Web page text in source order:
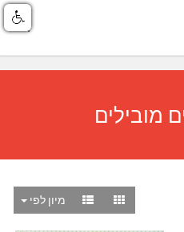
מובילים
מיון לפי